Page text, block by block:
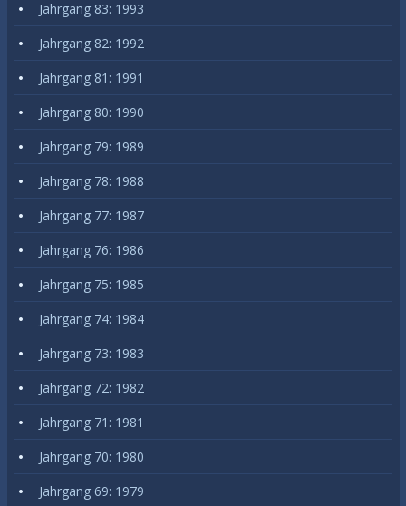
Jahrgang 83: 1993
Jahrgang 82: 1992
Jahrgang 81: 1991
Jahrgang 80: 1990
Jahrgang 79: 1989
Jahrgang 78: 1988
Jahrgang 77: 1987
Jahrgang 76: 1986
Jahrgang 75: 1985
Jahrgang 74: 1984
Jahrgang 73: 1983
Jahrgang 72: 1982
Jahrgang 71: 1981
Jahrgang 70: 1980
Jahrgang 69: 1979